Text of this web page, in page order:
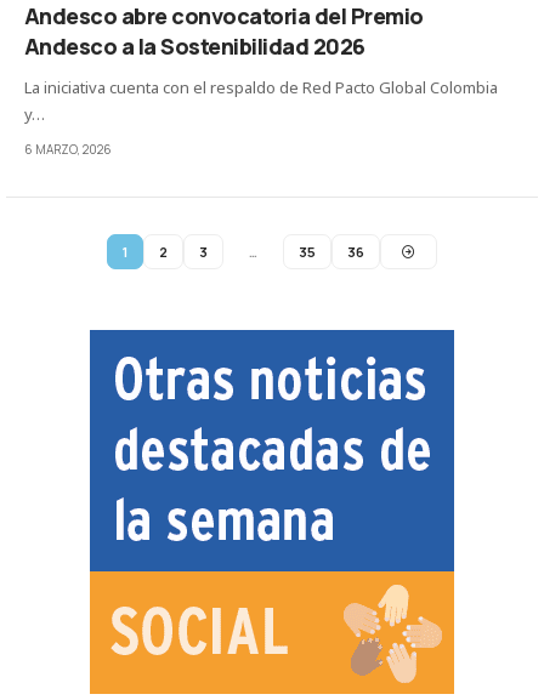
Andesco abre convocatoria del Premio
Andesco a la Sostenibilidad 2026
La iniciativa cuenta con el respaldo de Red Pacto Global Colombia
y…
6 MARZO, 2026
1 2 3 … 35 36